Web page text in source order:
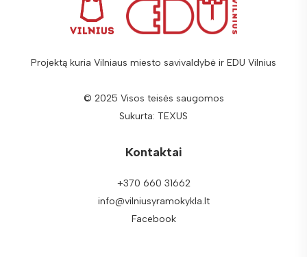
Projektą kuria Vilniaus miesto savivaldybė ir EDU Vilnius
© 2025 Visos teisės saugomos
Sukurta: TEXUS
Kontaktai
+370 660 31662
info@vilniusyramokykla.lt
Facebook